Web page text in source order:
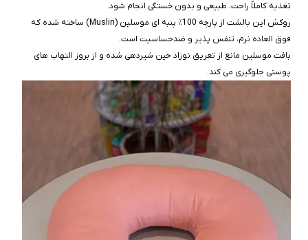
تغذیه کاملاً راحت، طبیعی و بدون خستگی انجام شود.
روکش این بالشت از پارچه 100٪ پنبه‌ ای موسلین (Muslin) ساخته شده که
فوق‌ العاده نرم، تنفس‌ پذیر و ضدحساسیت است.
بافت موسلین مانع از تعریق نوزاد حین شیردهی شده و از بروز التهاب‌ های
پوستی جلوگیری می‌ کند.